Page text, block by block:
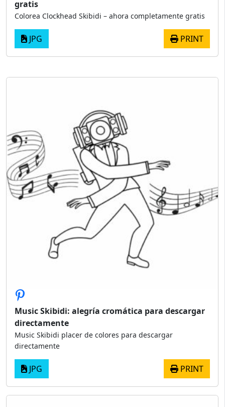
gratis
Colorea Clockhead Skibidi – ahora completamente gratis
JPG PRINT
Music Skibidi: alegría cromática para descargar
directamente
Music Skibidi placer de colores para descargar
directamente
JPG PRINT